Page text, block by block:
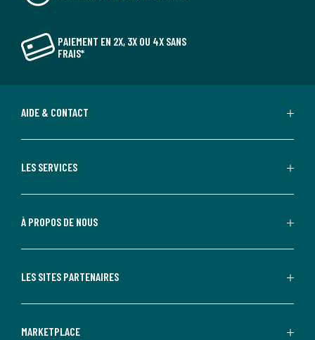
PAIEMENT EN 2X, 3X OU 4X SANS
FRAIS*
AIDE & CONTACT
LES SERVICES
À PROPOS DE NOUS
LES SITES PARTENAIRES
MARKETPLACE